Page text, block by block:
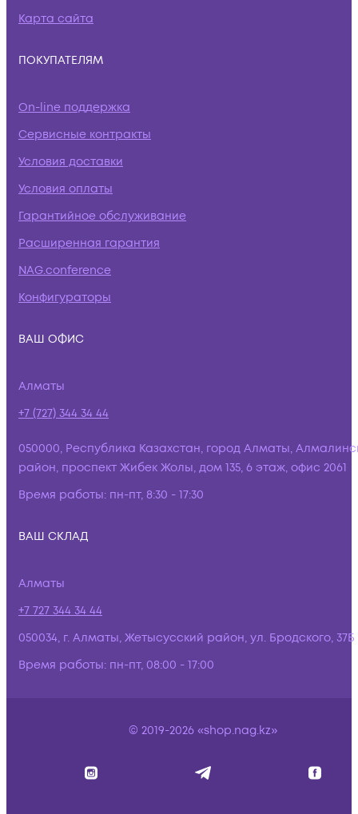
Карта сайта
ПОКУПАТЕЛЯМ
On-line поддержка
Сервисные контракты
Условия доставки
Условия оплаты
Гарантийное обслуживание
Расширенная гарантия
NAG.conference
Конфигураторы
ВАШ ОФИС
Алматы
+7 (727) 344 34 44
050000, Республика Казахстан, город Алматы,
район, проспект Жибек Жолы, дом 135, 6 этаж, офис 2061
Время работы: пн-пт, 8:30 - 17:30
ВАШ СКЛАД
Алматы
+7 727 344 34 44
050034, г. Алматы, Жетысусский район, ул. Бродского, 37Б
Время работы: пн-пт, 08:00 - 17:00
© 2019-2026 «shop.nag.kz»